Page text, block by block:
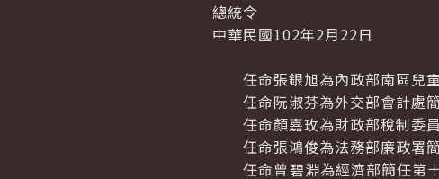
總統令
中華民國102年2月22日
任命張銀旭為內政部南區兒童
任命阮淑芬為外交部會計處簡
任命顏嘉玫為財政部稅制委員
任命張鴻俊為法務部廉政署簡
任命曾碧淵為經濟部簡任第十